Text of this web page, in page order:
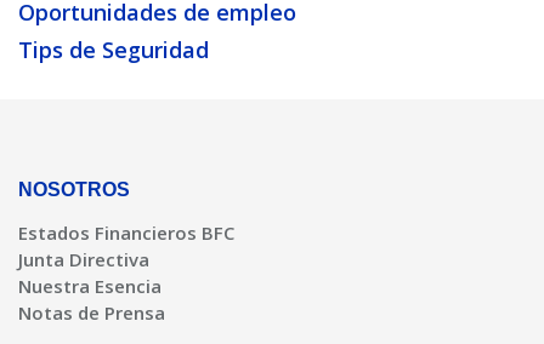
Oportunidades de empleo
Tips de Seguridad
NOSOTROS
Estados Financieros BFC
Junta Directiva
Nuestra Esencia
Notas de Prensa